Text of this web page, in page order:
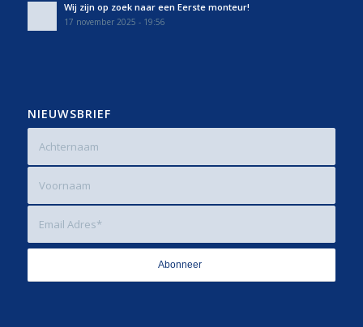
Wij zijn op zoek naar een Eerste monteur!
17 november 2025 - 19:56
NIEUWSBRIEF